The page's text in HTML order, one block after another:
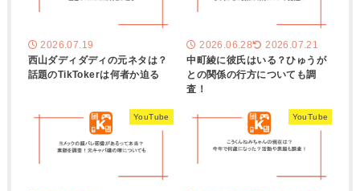
2026.07.19
西山ダディダディの元ネタは？
話題のTikTokerは何者か迫る
2026.06.28 2026.07.21
中町綾に彼氏はいる？ひゅうが
との関係の行方についても調
査！
YouTube YouTube